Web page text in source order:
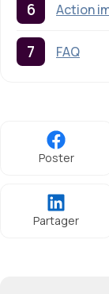
Action
FAQ
Poster
Partager